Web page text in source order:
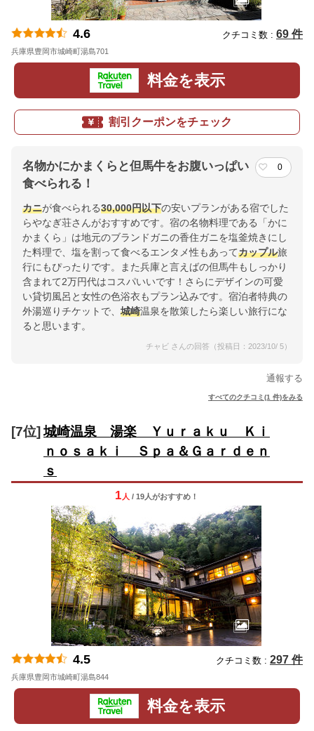
4.6 クチコミ数 : 69 件
兵庫県豊岡市城崎町湯島701
料金を表示
割引クーポンをチェック
名物かにかまくらと但馬牛をお腹いっぱい
食べられる！
0
カニが食べられる30,000円以下の安いプランがある宿でした
らやなぎ荘さんがおすすめです。宿の名物料理である「かに
かまくら」は地元のブランドガニの香住ガニを塩釜焼きにし
た料理で、塩を割って食べるエンタメ性もあってカップル旅
行にもぴったりです。また兵庫と言えばの但馬牛もしっかり
含まれて2万円代はコスパいいです！さらにデザインの可愛
い貸切風呂と女性の色浴衣もプラン込みです。宿泊者特典の
外湯巡りチケットで、 城崎温泉を散策したら楽しい旅行にな
ると思います。
チャビ さんの回答（投稿日：2023/10/ 5）
通報する
すべてのクチコミ(1 件)をみる
[7位] 城崎温泉 湯楽 Ｙｕｒａｋｕ Ｋｉ
ｎｏｓａｋｉ Ｓｐａ＆Ｇａｒｄｅｎ
ｓ
1 人 / 19人がおすすめ！
4.5 クチコミ数 : 297 件
兵庫県豊岡市城崎町湯島844
料金を表示